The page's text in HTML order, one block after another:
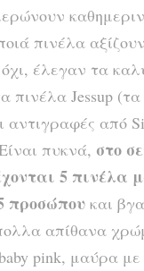
πινέλα
έλεγαν τα
πινέλα Jessup
αντιγραφές από
πυκνά, στο
5 πινέλα
προσώπου και
απίθανα
pink, μαύρα με